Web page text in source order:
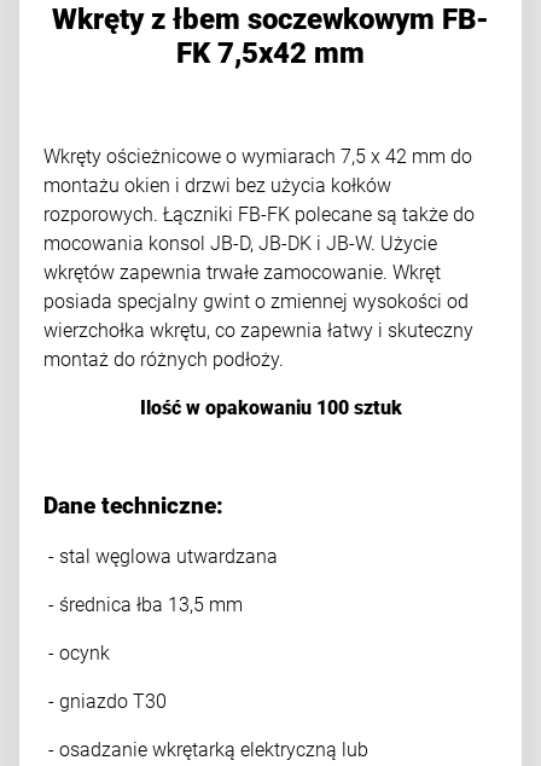
Wkręty z łbem soczewkowym FB-
FK 7,5x42 mm
Wkręty ościeżnicowe o wymiarach 7,5 x 42 mm do
montażu okien i drzwi bez użycia kołków
rozporowych. Łączniki FB-FK polecane są także do
mocowania konsol JB-D, JB-DK i JB-W. Użycie
wkrętów zapewnia trwałe zamocowanie. Wkręt
posiada specjalny gwint o zmiennej wysokości od
wierzchołka wkrętu, co zapewnia łatwy i skuteczny
montaż do różnych podłoży.
Ilość w opakowaniu 100 sztuk
Dane techniczne:
- stal węglowa utwardzana
- średnica łba 13,5 mm
- ocynk
- gniazdo T30
- osadzanie wkrętarką elektryczną lub